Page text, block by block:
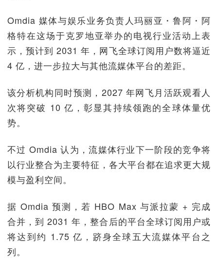
Omdia 媒体与娱乐业务负责人玛丽亚・鲁阿・阿
格特在这场于克罗地亚举办的电视行业活动上表
示，预计到 2031 年，网飞全球订阅用户数将逼近
4 亿，进一步拉大与其他流媒体平台的差距。
该分析机构同时预测，2027 年网飞月活跃观看人
次将突破 10 亿，彰显其持续领跑的全球体量优
势。
不过 Omdia 认为，流媒体行业下一阶段的竞争将
以行业整合为主要特征，各大平台都在追求更大规
模与盈利空间。
据 Omdia 预测，若 HBO Max 与派拉蒙 + 完成
合并，到 2031 年，整合后的平台全球订阅用户或
将达到约 1.75 亿，跻身全球五大流媒体平台之
列。